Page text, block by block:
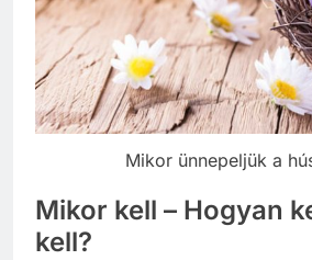
Mikor ünnepeljük a
Mikor kell – Hogyan
kell?